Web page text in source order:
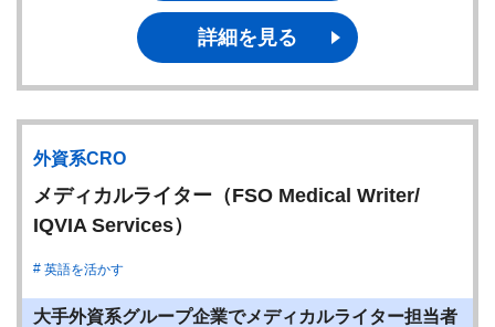
詳細を見る
外資系CRO
メディカルライター（FSO Medical Writer/
IQVIA Services）
英語を活かす
大手外資系グループ企業でメディカルライター担当者